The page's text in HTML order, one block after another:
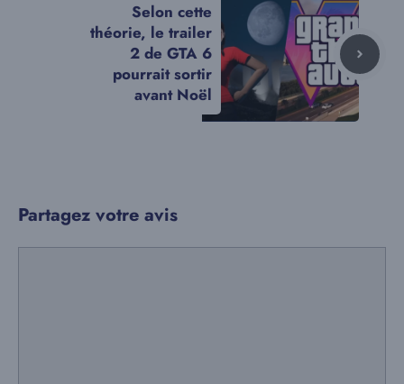
Selon cette
théorie, le trailer
2 de GTA 6
pourrait sortir
avant Noël
Partagez votre avis